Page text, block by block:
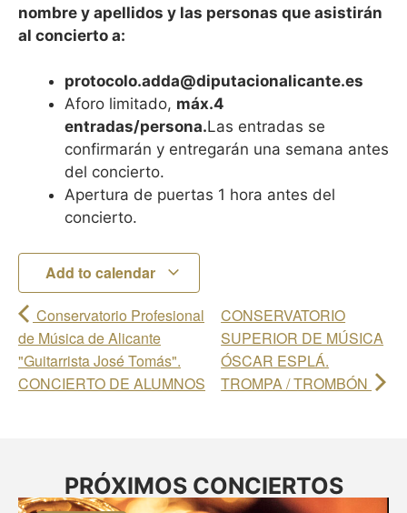
nombre y apellidos y las personas que asistirán
al concierto a:
protocolo.adda@diputacionalicante.es
Aforo limitado, máx.4
entradas/persona.Las entradas se
confirmarán y entregarán una semana antes
del concierto.
Apertura de puertas 1 hora antes del
concierto.
Add to calendar
Conservatorio Profesional
de Música de Alicante
"Guitarrista José Tomás".
CONCIERTO DE ALUMNOS
CONSERVATORIO
SUPERIOR DE MÚSICA
ÓSCAR ESPLÁ.
TROMPA / TROMBÓN
PRÓXIMOS CONCIERTOS